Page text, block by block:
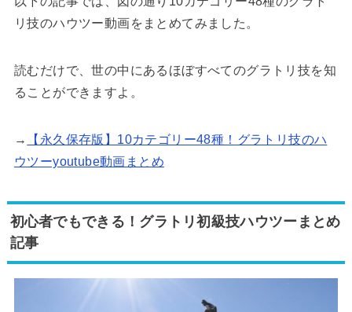
リ技のハウツー動画をまとめてみました。
読むだけで、世の中にあるほぼすべてのグラトリ技を知
ることができますよ。
→
【永久保存版】10カテゴリー48種！グラトリ技のハ
ウツーyoutube動画まとめ
初心者でもできる！グラトリ初級技ハウツーまとめ
記事